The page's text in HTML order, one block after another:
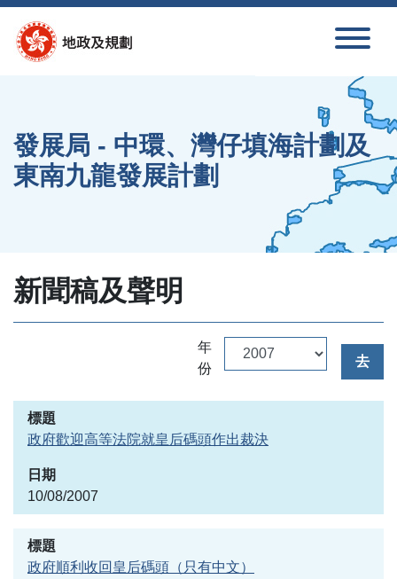
發展局 - 中環、灣仔填海計劃及
東南九龍發展計劃
新聞稿及聲明
年
份
去
政府歡迎高等法院就皇后碼頭作出裁決
10/08/2007
政府順利收回皇后碼頭（只有中文）